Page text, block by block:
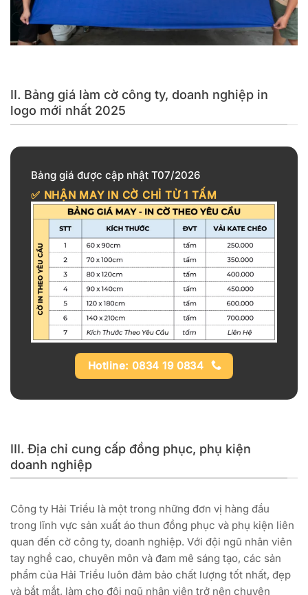
II. Bảng giá làm cờ công ty, doanh nghiệp in
logo mới nhất 2025
Bảng giá được cập nhật T07/2026
✅ NHẬN MAY IN CỜ CHỈ TỪ 1 TẤM
Hotline: 0834 19 0834
III. Địa chỉ cung cấp đồng phục, phụ kiện
doanh nghiệp
Công ty Hải Triều là một trong những đơn vị hàng đầu
trong lĩnh vực sản xuất áo thun đồng phục và phụ kiện liên
quan đến cờ công ty, doanh nghiệp. Với đội ngũ nhân viên
tay nghề cao, chuyên môn và đam mê sáng tạo, các sản
phẩm của Hải Triều luôn đảm bảo chất lượng tốt nhất, đẹp
và bắt mắt, làm cho đội ngũ nhân viên trở nên chuyên